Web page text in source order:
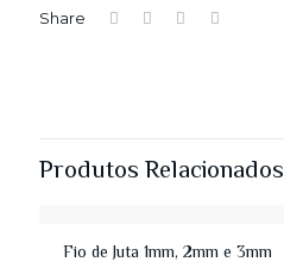
Share
Produtos Relacionados
Fio de Juta 1mm, 2mm e 3mm